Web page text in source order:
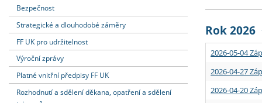
Dozvědět se více Strategie
Podpora
Podat přihlášku Učitelské
Dozvědět se více
Rigorózní
Dozvědět se více
Granty a
Dozvědět se více
Bezpečnost
Strategické a dlouhodobé záměry
FF UK pro udržitelnost
Výroční zprávy
Platné vnitřní předpisy FF UK
Rozhodnutí a sdělení děkana, opatření a sdělení
Rok 2026
2026-05-04
2026-04-27
2026-04-20